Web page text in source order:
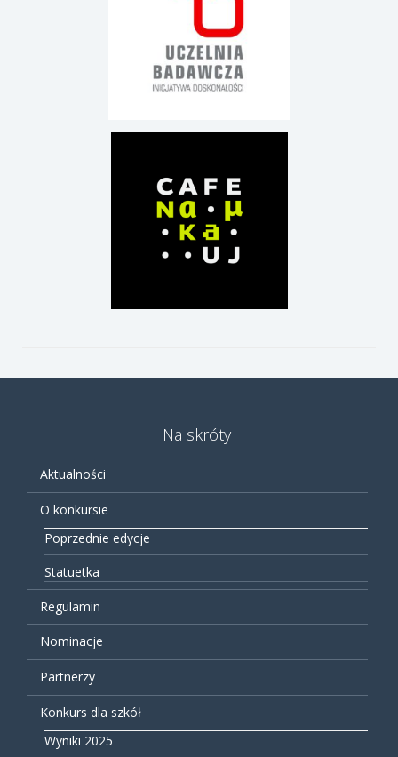
Na skróty
Aktualności
O konkursie
Poprzednie edycje
Statuetka
Regulamin
Nominacje
Partnerzy
Konkurs dla szkół
Wyniki 2025